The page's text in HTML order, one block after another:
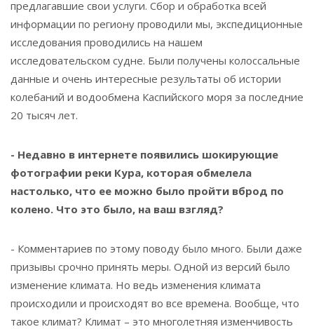
предлагавшие свои услуги. Сбор и обработка всей
информации по региону проводили мы, экспедиционные
исследования проводились на нашем
исследовательском судне. Были получены колоссальные
данные и очень интересные результаты об истории
колебаний и водообмена Каспийского моря за последние
20 тысяч лет.
- Недавно в интернете появились шокирующие
фотографии реки Кура, которая обмелела
настолько, что ее можно было пройти вброд по
колено. Что это было, на ваш взгляд?
- Комментариев по этому поводу было много. Были даже
призывы срочно принять меры. Одной из версий было
изменение климата. Но ведь изменения климата
происходили и происходят во все времена. Вообще, что
такое климат? Климат – это многолетняя изменчивость